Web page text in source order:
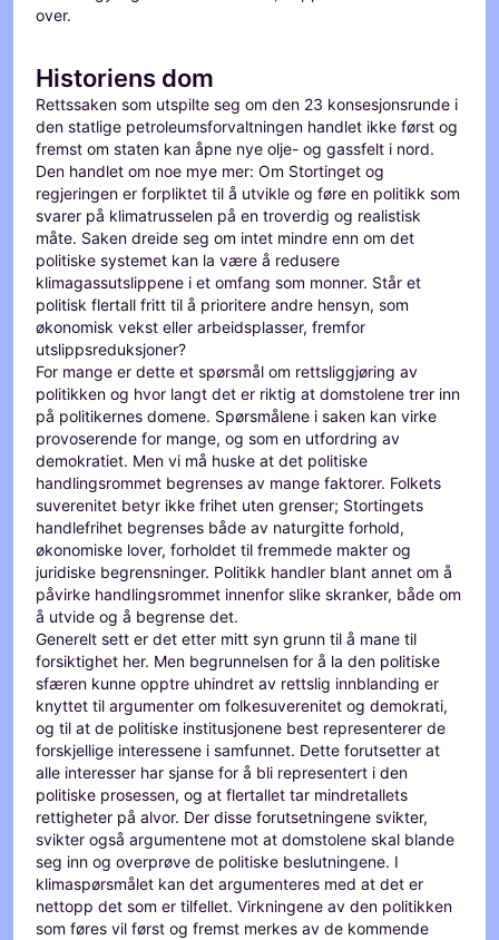
over.
Historiens dom
Rettssaken som utspilte seg om den 23 konsesjonsrunde i
den statlige petroleumsforvaltningen handlet ikke først og
fremst om staten kan åpne nye olje- og gassfelt i nord.
Den handlet om noe mye mer: Om Stortinget og
regjeringen er forpliktet til å utvikle og føre en politikk som
svarer på klimatrusselen på en troverdig og realistisk
måte. Saken dreide seg om intet mindre enn om det
politiske systemet kan la være å redusere
klimagassutslippene i et omfang som monner. Står et
politisk flertall fritt til å prioritere andre hensyn, som
økonomisk vekst eller arbeidsplasser, fremfor
utslippsreduksjoner?
For mange er dette et spørsmål om rettsliggjøring av
politikken og hvor langt det er riktig at domstolene trer inn
på politikernes domene. Spørsmålene i saken kan virke
provoserende for mange, og som en utfordring av
demokratiet. Men vi må huske at det politiske
handlingsrommet begrenses av mange faktorer. Folkets
suverenitet betyr ikke frihet uten grenser; Stortingets
handlefrihet begrenses både av naturgitte forhold,
økonomiske lover, forholdet til fremmede makter og
juridiske begrensninger. Politikk handler blant annet om å
påvirke handlingsrommet innenfor slike skranker, både om
å utvide og å begrense det.
Generelt sett er det etter mitt syn grunn til å mane til
forsiktighet her. Men begrunnelsen for å la den politiske
sfæren kunne opptre uhindret av rettslig innblanding er
knyttet til argumenter om folkesuverenitet og demokrati,
og til at de politiske institusjonene best representerer de
forskjellige interessene i samfunnet. Dette forutsetter at
alle interesser har sjanse for å bli representert i den
politiske prosessen, og at flertallet tar mindretallets
rettigheter på alvor. Der disse forutsetningene svikter,
svikter også argumentene mot at domstolene skal blande
seg inn og overprøve de politiske beslutningene. I
klimaspørsmålet kan det argumenteres med at det er
nettopp det som er tilfellet. Virkningene av den politikken
som føres vil først og fremst merkes av de kommende